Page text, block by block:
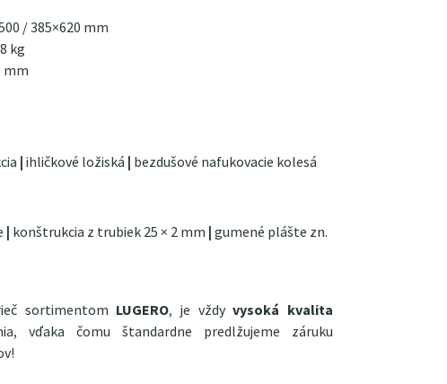
/ 385×620 mm
kg
mm
|ihličkové ložiská | bezdušové nafukovacie kolesá
| konštrukcia z trubiek 25 × 2 mm |gumené plášte zn.
sortimentom LUGERO, je vždyvysoká kvalita
vďaka čomu štandardne predlžujeme záruku